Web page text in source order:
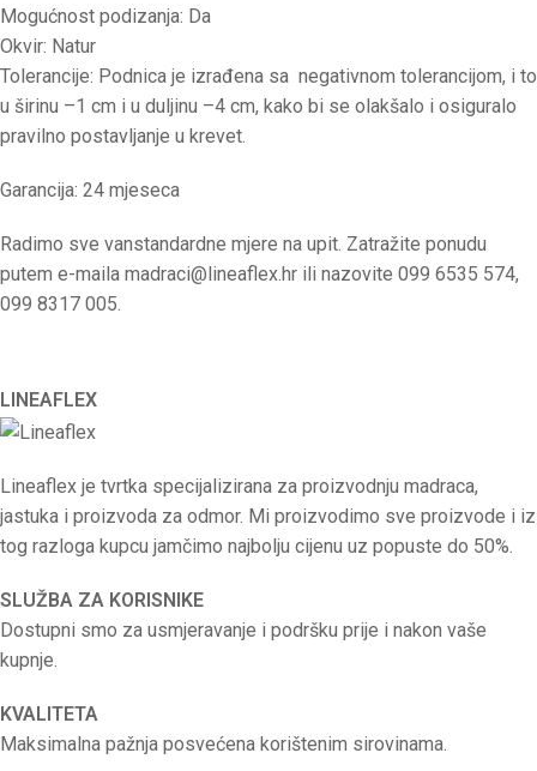
Mogućnost podizanja: Da
Okvir: Natur
Tolerancije: Podnica je izrađena sa negativnom tolerancijom, i to
u širinu –1 cm i u duljinu –4 cm, kako bi se olakšalo i osiguralo
pravilno postavljanje u krevet.
Garancija: 24 mjeseca
Radimo sve vanstandardne mjere na upit. Zatražite ponudu
putem e-maila madraci@lineaflex.hr ili nazovite 099 6535 574,
099 8317 005.
LINEAFLEX
Lineaflex je tvrtka specijalizirana za proizvodnju madraca,
jastuka i proizvoda za odmor. Mi proizvodimo sve proizvode i iz
tog razloga kupcu jamčimo najbolju cijenu uz popuste do 50%.
SLUŽBA ZA KORISNIKE
Dostupni smo za usmjeravanje i podršku prije i nakon vaše
kupnje.
KVALITETA
Maksimalna pažnja posvećena korištenim sirovinama.